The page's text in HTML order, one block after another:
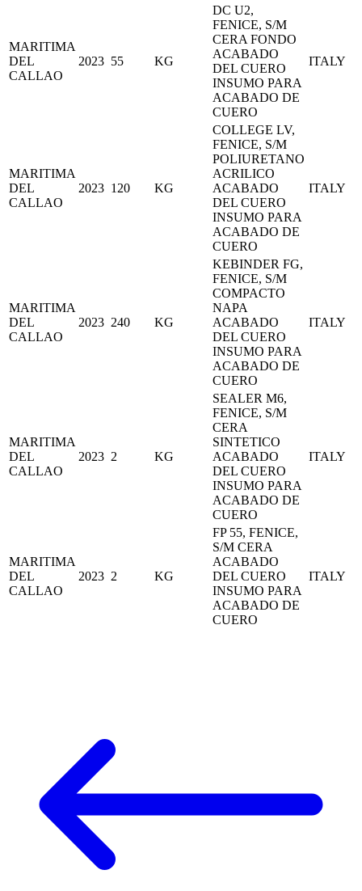
MARITIMA
DEL
CALLAO
2023 55 KG
DC U2,
FENICE, S/M
CERA FONDO
ACABADO
DEL CUERO
INSUMO PARA
ACABADO DE
CUERO
ITALY
MARITIMA
DEL
CALLAO
2023 120 KG
COLLEGE LV,
FENICE, S/M
POLIURETANO
ACRILICO
ACABADO
DEL CUERO
INSUMO PARA
ACABADO DE
CUERO
ITALY
MARITIMA
DEL
CALLAO
2023 240 KG
KEBINDER FG,
FENICE, S/M
COMPACTO
NAPA
ACABADO
DEL CUERO
INSUMO PARA
ACABADO DE
CUERO
ITALY
MARITIMA
DEL
CALLAO
2023 2 KG
SEALER M6,
FENICE, S/M
CERA
SINTETICO
ACABADO
DEL CUERO
INSUMO PARA
ACABADO DE
CUERO
ITALY
MARITIMA
DEL
CALLAO
2023 2 KG
FP 55, FENICE,
S/M CERA
ACABADO
DEL CUERO
INSUMO PARA
ACABADO DE
CUERO
ITALY